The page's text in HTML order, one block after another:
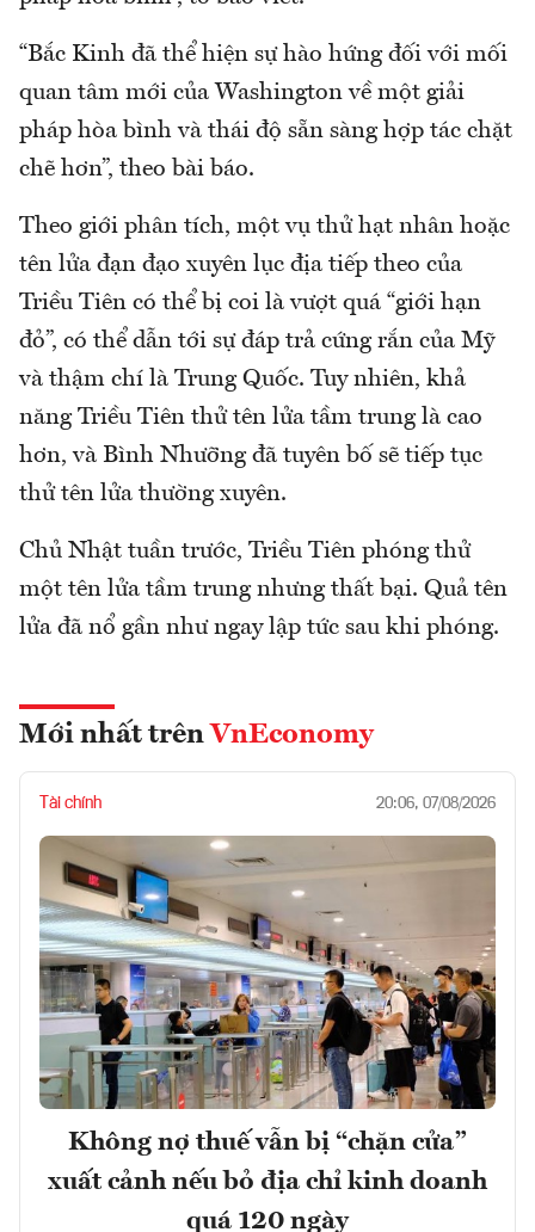
“Bắc Kinh đã thể hiện sự hào hứng đối với mối
quan tâm mới của Washington về một giải
pháp hòa bình và thái độ sẵn sàng hợp tác chặt
chẽ hơn”, theo bài báo.
Theo giới phân tích, một vụ thử hạt nhân hoặc
tên lửa đạn đạo xuyên lục địa tiếp theo của
Triều Tiên có thể bị coi là vượt quá “giới hạn
đỏ”, có thể dẫn tới sự đáp trả cứng rắn của Mỹ
và thậm chí là Trung Quốc. Tuy nhiên, khả
năng Triều Tiên thử tên lửa tầm trung là cao
hơn, và Bình Nhưỡng đã tuyên bố sẽ tiếp tục
thử tên lửa thường xuyên.
Chủ Nhật tuần trước, Triều Tiên phóng thử
một tên lửa tầm trung nhưng thất bại. Quả tên
lửa đã nổ gần như ngay lập tức sau khi phóng.
Mới nhất trên VnEconomy
Tài chính 20:06, 07/08/2026
Không nợ thuế vẫn bị “chặn cửa”
xuất cảnh nếu bỏ địa chỉ kinh doanh
quá 120 ngày